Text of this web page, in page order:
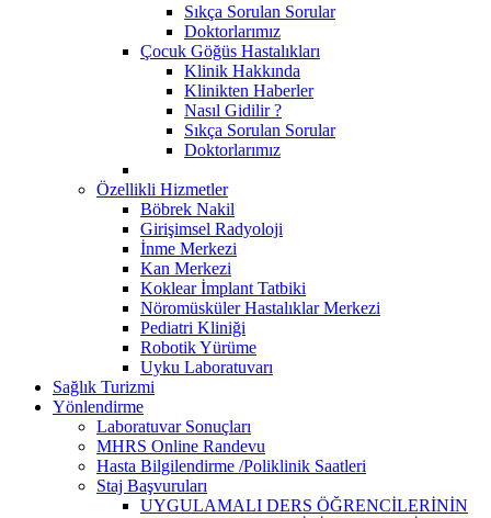
Sıkça Sorulan Sorular
Doktorlarımız
Çocuk Göğüs Hastalıkları
Klinik Hakkında
Klinikten Haberler
Nasıl Gidilir ?
Sıkça Sorulan Sorular
Doktorlarımız
Özellikli Hizmetler
Böbrek Nakil
Girişimsel Radyoloji
İnme Merkezi
Kan Merkezi
Koklear İmplant Tatbiki
Nöromüsküler Hastalıklar Merkezi
Pediatri Kliniği
Robotik Yürüme
Uyku Laboratuvarı
Sağlık Turizmi
Yönlendirme
Laboratuvar Sonuçları
MHRS Online Randevu
Hasta Bilgilendirme /Poliklinik Saatleri
Staj Başvuruları
UYGULAMALI DERS ÖĞRENCİLERİNİN